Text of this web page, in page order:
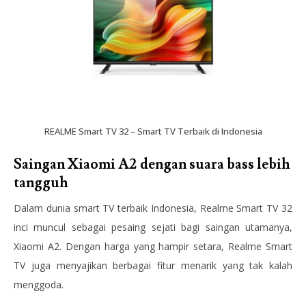
REALME Smart TV 32 – Smart TV Terbaik di Indonesia
Saingan Xiaomi A2 dengan suara bass lebih
tangguh
Dalam dunia smart TV terbaik Indonesia, Realme Smart TV 32
inci muncul sebagai pesaing sejati bagi saingan utamanya,
Xiaomi A2. Dengan harga yang hampir setara, Realme Smart
TV juga menyajikan berbagai fitur menarik yang tak kalah
menggoda.